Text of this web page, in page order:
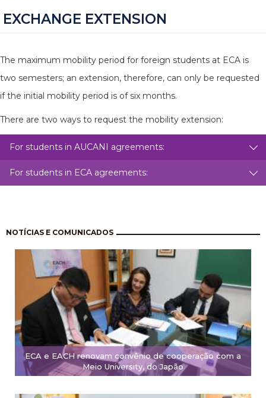
EXCHANGE EXTENSION
The maximum mobility period for foreign students at ECA is
two semesters; an extension, therefore, can only be requested
if the initial mobility period is of six months.
There are two ways to request the mobility extension:
For students in AUCANI agreements:
For students in ECA agreements:
NOTÍCIAS E COMUNICADOS
ECA e EACH renovam convênio de cooperação com a
Meio University, do Japão
Pagination